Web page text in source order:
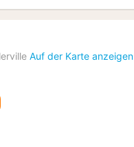
Auf der Karte anzeigen